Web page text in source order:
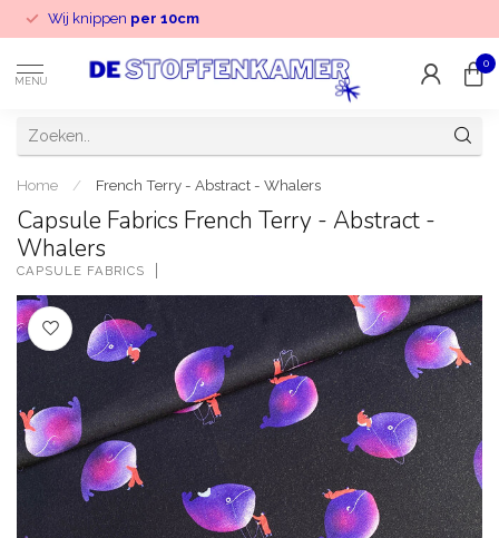
Wij knippen per 10cm
MENU
0
Home / French Terry - Abstract - Whalers
Capsule Fabrics French Terry - Abstract -
Whalers
CAPSULE FABRICS